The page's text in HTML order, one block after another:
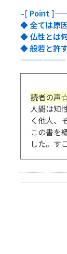
–[ Point
◆ 全ては原
◆ 仏性と
◆ 般若と
読者の声
人間は知
く他人、
この書を
した。す